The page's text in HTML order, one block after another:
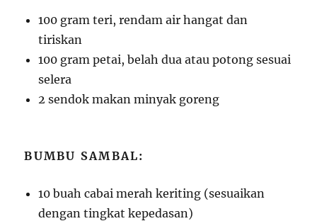
100 gram teri, rendam air hangat dan
tiriskan
100 gram petai, belah dua atau potong sesuai
selera
2 sendok makan minyak goreng
BUMBU SAMBAL:
10 buah cabai merah keriting (sesuaikan
dengan tingkat kepedasan)